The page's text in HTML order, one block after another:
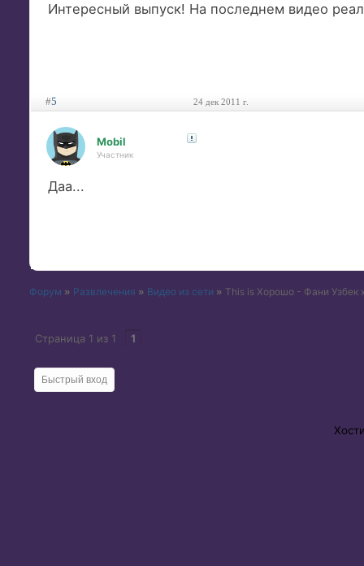
Интересный выпуск! На последнем видео
#5 24 дек 2011 г.
Mobil
Участник
Даа...
Форум » Развлечения » Видео из сети » This is Хорошо - Фани Узбек
Страница 1 из 1 1